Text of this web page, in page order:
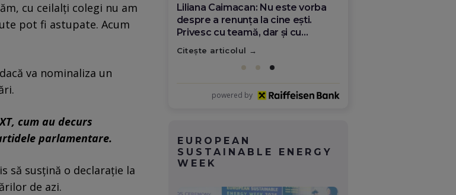
cu ceilalți colegi nu am
pot fi astupate. Acum
va nominaliza un
cum au decurs
parlamentare.
să susțină o declarație la
de azi.
Diana Olar, românca de la Google
care demonstrează că diaspora
poate schimba România
Citește articolul
powered by
EUROPEAN
SUSTAINABLE ENERGY
WEEK